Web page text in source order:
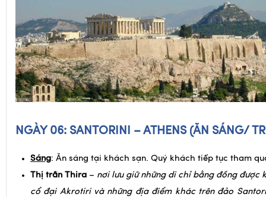
NGÀY 06: SANTORINI – ATHENS (ĂN SÁNG/
Sáng: Ăn sáng tại khách sạn. Quý khách tiếp tục tham
Thị trấn Thira – nơi lưu giữ những di chỉ bằng đồng được
cổ đại Akrotiri và những địa điểm khác trên đảo